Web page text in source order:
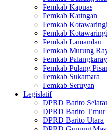
Pemkab Kapuas
Pemkab Katingan
Pemkab
Pemkab
Pemkab Lamandau
Pemkab Murung
Pemkab
Pemkab Pulang
Pemkab Sukamara
Pemkab Seruyan
Legislatif
DPRD Barito
DPRD Barito Timur
DPRD Barito Utara